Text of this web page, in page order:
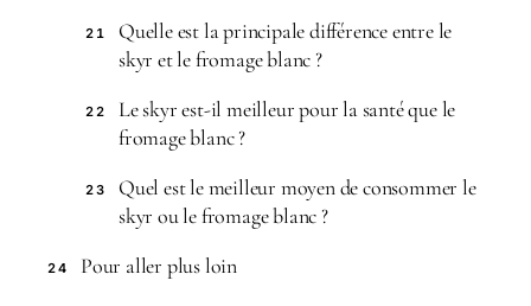
21
Quelle est la principale différence entre le
skyr et le fromage blanc ?
22
Le skyr est-il meilleur pour la santé que le
fromage blanc ?
23
Quel est le meilleur moyen de consommer le
skyr ou le fromage blanc ?
24 Pour aller plus loin